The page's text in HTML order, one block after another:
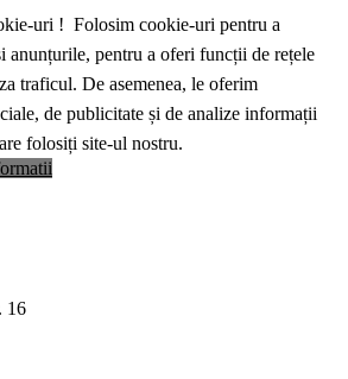
uri ! Folosim cookie-uri pentru a
anunțurile, pentru a oferi funcții de rețele
traficul. De asemenea, le oferim
de publicitate și de analize informații
folosiți site-ul nostru.
16